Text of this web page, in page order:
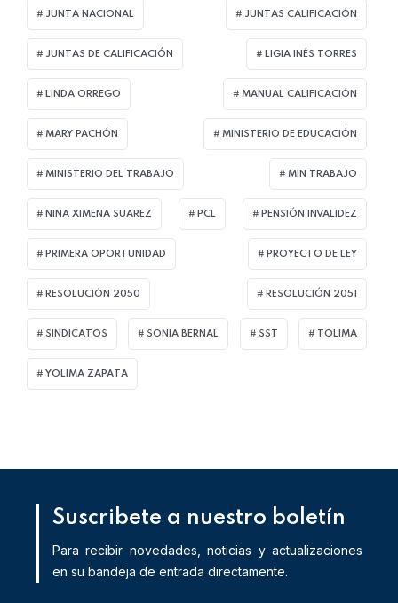
JUNTA NACIONAL JUNTAS CALIFICACIÓN
JUNTAS DE CALIFICACIÓN LIGIA INÉS TORRES
LINDA ORREGO MANUAL CALIFICACIÓN
MARY PACHÓN MINISTERIO DE EDUCACIÓN
MINISTERIO DEL TRABAJO MIN TRABAJO
NINA XIMENA SUAREZ PCL PENSIÓN INVALIDEZ
PRIMERA OPORTUNIDAD PROYECTO DE LEY
RESOLUCIÓN 2050 RESOLUCIÓN 2051
SINDICATOS SONIA BERNAL SST TOLIMA
YOLIMA ZAPATA
Suscribete a nuestro boletín
Para recibir novedades, noticias y actualizaciones
en su bandeja de entrada directamente.